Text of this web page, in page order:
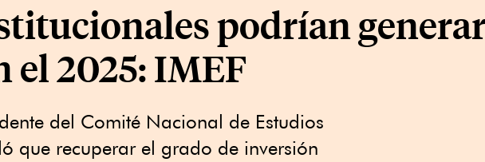
podrían
el 2025: IMEF
del Comité Nacional de Estudios
que recuperar el grado de inversión